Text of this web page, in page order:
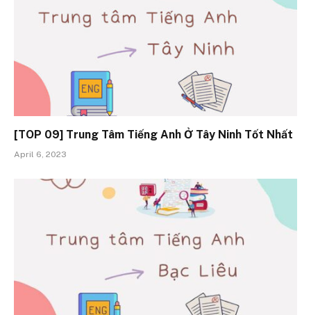
[TOP 09] Trung Tâm Tiếng Anh Ở Tây Ninh Tốt Nhất
April 6, 2023